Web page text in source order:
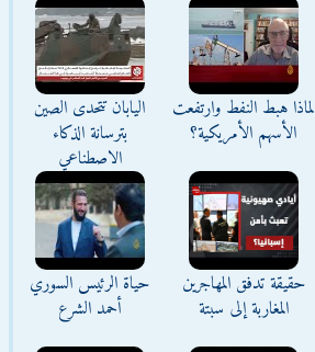
لماذا هبط النفط وارتفعت
الأسهم الأمريكية؟
اليابان تتحدى الصين
بترسانة الذكاء
الاصطناعي
حقيقة تدفق المهاجرين
المغاربة إلى سبتة
حياة الرئيس السوري
أحمد الشرع